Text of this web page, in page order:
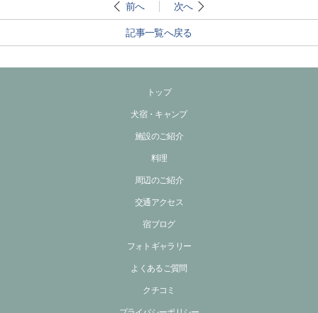
前へ 次へ
記事一覧へ戻る
トップ
犬宿・キャンプ
施設のご紹介
料理
周辺のご紹介
交通アクセス
宿ブログ
フォトギャラリー
よくあるご質問
クチコミ